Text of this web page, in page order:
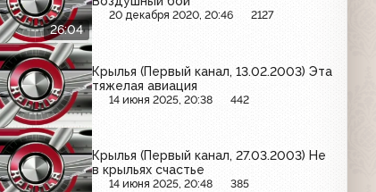
26:04
20 декабря 2020, 20:46 2127
Крылья (Первый канал, 13.02.2003) Эта
тяжелая авиация
14 июня 2025, 20:38 442
Крылья (Первый канал, 27.03.2003) Не
в крыльях счастье
14 июня 2025, 20:48 385